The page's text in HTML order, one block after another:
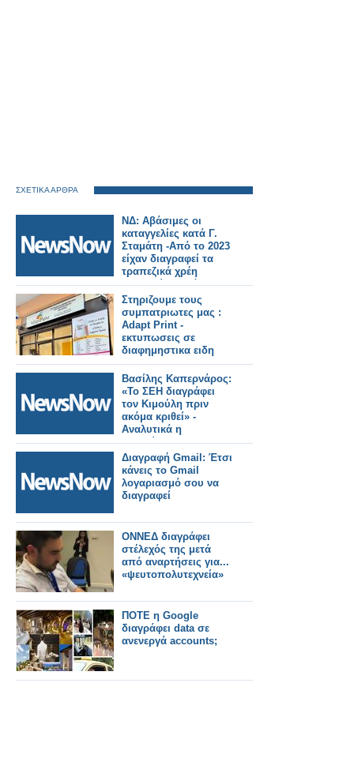
ΣΧΕΤΙΚΑ ΑΡΘΡΑ
ΝΔ: Αβάσιμες οι
καταγγελίες κατά Γ.
Σταμάτη -Από το 2023
είχαν διαγραφεί τα
τραπεζικά χρέη
συγγενών θυμάτων
στα Τέμπη
Στηριζουμε τους
συμπατριωτες μας :
Adapt Print -
εκτυπωσεις σε
διαφημηστικα ειδη
στην Αγια Σοφια
Πειραια
Βασίλης Καπερνάρος:
«Το ΣΕΗ διαγράφει
τον Κιμούλη πριν
ακόμα κριθεί» -
Αναλυτικά η
ανακοίνωση...
Διαγραφή Gmail: Έτσι
κάνεις το Gmail
λογαριασμό σου να
διαγραφεί
ΟΝΝΕΔ διαγράφει
στέλεχός της μετά
από αναρτήσεις για...
«ψευτοπολυτεχνεία»
ΠΟΤΕ η Google
διαγράφει data σε
ανενεργά accounts;